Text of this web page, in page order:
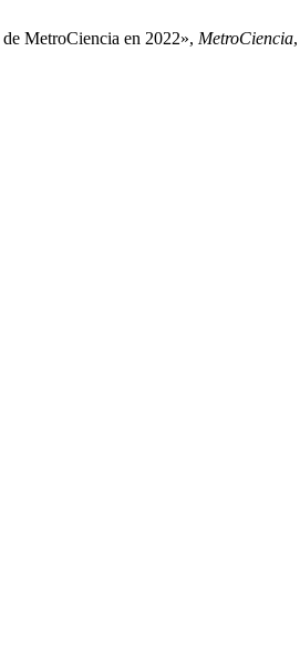
MetroCiencia en 2022», MetroCiencia